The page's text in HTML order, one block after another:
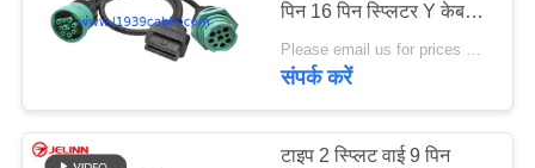
विनती
जे 1 9 3 9 बस केबल
कर सकते हैं
18
पिन 16 पिन स्प्लिटर Y केबल
के लिए
संपर्क करें
टाइप 2 स्प्लिट वाई 9 पिन